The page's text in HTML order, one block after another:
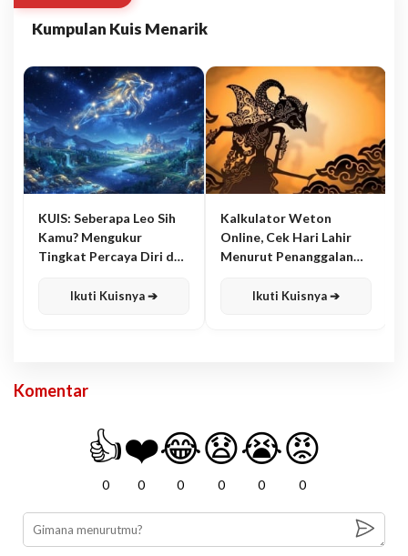
Kumpulan Kuis Menarik
KUIS: Seberapa Leo Sih
Kamu? Mengukur
Tingkat Percaya Diri dan
Ikuti Kuisnya ➔
Kalkulator Weton
Online, Cek Hari Lahir
Menurut Penanggalan
Ikuti Kuisnya ➔
Komentar
👍
0
❤️
0
😂
0
😧
0
😭
0
😡
0